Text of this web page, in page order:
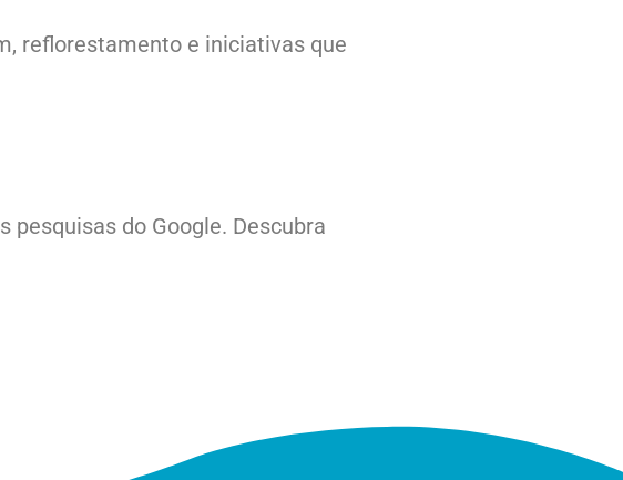
reflorestamento e iniciativas que
pesquisas do Google. Descubra